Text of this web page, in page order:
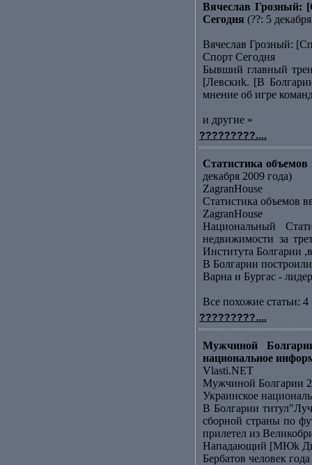
Вячеслав Грозный:
Сегодня (??: 5
Вячеслав Грозный:
Спорт Сегодня
Бывший главный
[Левскиk. [В
мнение об игре
и другие »
?????????....
Статистика
декабря 2009 года)
ZagranHouse
Статистика объемов
ZagranHouse
Национальный
недвижимости за
Института Болгарии
В Болгарии
Варна и Бургас -
Все похожие статьи: 4
?????????....
Мужчиной
национальное
Vlasti.NET
Мужчиной Болгарии
Украинское
В Болгарии
сборной страны по
прилетел из
Нападающий [МЮk
Бербатов человек